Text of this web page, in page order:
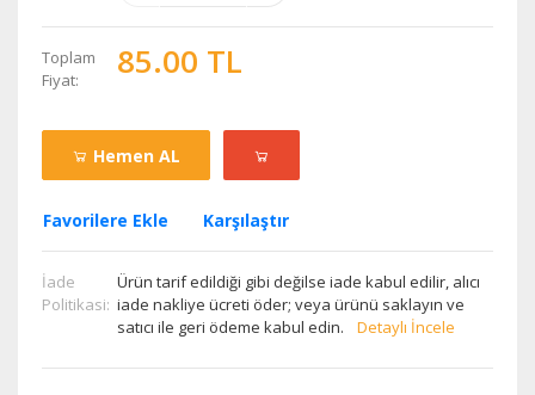
Toplam
Fiyat:
85.00 TL
Hemen AL
Favorilere Ekle Karşılaştır
İade
Politikasi:
Ürün tarif edildiği gibi değilse iade kabul edilir, alıcı
iade nakliye ücreti öder; veya ürünü saklayın ve
satıcı ile geri ödeme kabul edin.
Detaylı İncele